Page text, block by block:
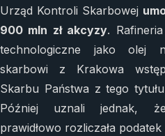
Urząd Kontroli Skarbowej
900 mln zł akcyzy.
technologiczne jako olej
skarbowi z Krakowa
Skarbu Państwa z tego
Później uznali jednak,
prawidłowo rozliczała